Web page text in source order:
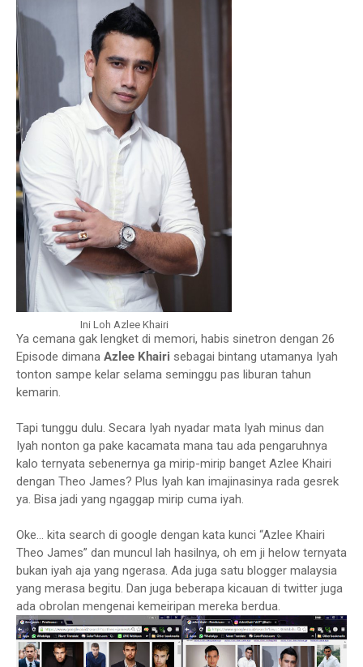
Ini Loh Azlee Khairi
Ya cemana gak lengket di memori, habis sinetron dengan 26
Episode dimana Azlee Khairi sebagai bintang utamanya Iyah
tonton sampe kelar selama seminggu pas liburan tahun
kemarin.
Tapi tunggu dulu. Secara Iyah nyadar mata Iyah minus dan
Iyah nonton ga pake kacamata mana tau ada pengaruhnya
kalo ternyata sebenernya ga mirip-mirip banget Azlee Khairi
dengan Theo James? Plus Iyah kan imajinasinya rada gesrek
ya. Bisa jadi yang ngaggap mirip cuma iyah.
Oke... kita search di google dengan kata kunci “Azlee Khairi
Theo James” dan muncul lah hasilnya, oh em ji helow ternyata
bukan iyah aja yang ngerasa. Ada juga satu blogger malaysia
yang merasa begitu. Dan juga beberapa kicauan di twitter juga
ada obrolan mengenai kemeiripan mereka berdua.